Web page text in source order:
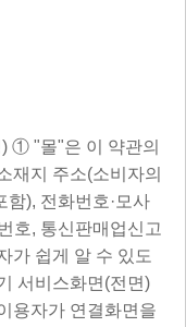
① "몰"은 이 약관의
재지 주소(소비자의
함), 전화번호·모사
호, 통신판매업신고
가 쉽게 알 수 있도
서비스화면(전면)
용자가 연결화면을